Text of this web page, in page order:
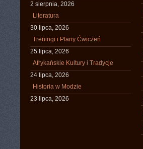
2 sierpnia, 2026
Literatura
30 lipca, 2026
Treningi i Plany Ćwiczeń
25 lipca, 2026
Afrykańskie Kultury i Tradycje
24 lipca, 2026
Historia w Modzie
23 lipca, 2026